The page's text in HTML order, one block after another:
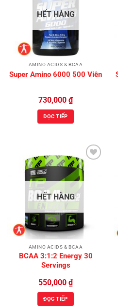
HẾT HÀNG
AMINO ACIDS & BCAA
Super Amino 6000 500 Viên
730,000 ₫
ĐỌC TIẾP
Wishlist
HẾT HÀNG
AMINO ACIDS & BCAA
BCAA 3:1:2 Energy 30
Servings
550,000 ₫
ĐỌC TIẾP